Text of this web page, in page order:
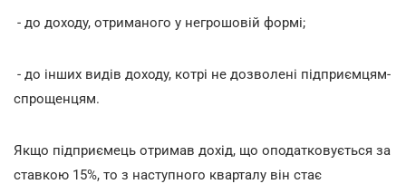
- до доходу, отриманого у негрошовій формі;
- до інших видів доходу, котрі не дозволені підприємцям-
спрощенцям.
Якщо підприємець отримав дохід, що оподатковується за
ставкою 15%, то з наступного кварталу він стає